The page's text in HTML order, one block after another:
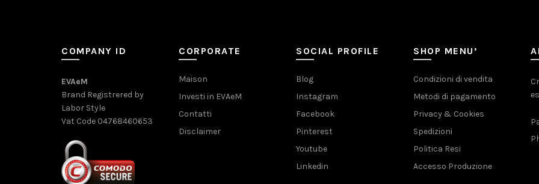
COMPANY ID
EVAeM
Brand Registrered by
Labor Style
Vat Code 04768460653
CORPORATE
Maison
Investi in EVAeM
Contatti
Disclaimer
SOCIAL PROFILE
Blog
Instagram
Facebook
Pinterest
Youtube
Linkedin
SHOP MENU’
Condizioni di vendita
Metodi di pagamento
Privacy & Cookies
Spedizioni
Politica Resi
Accesso Produzione